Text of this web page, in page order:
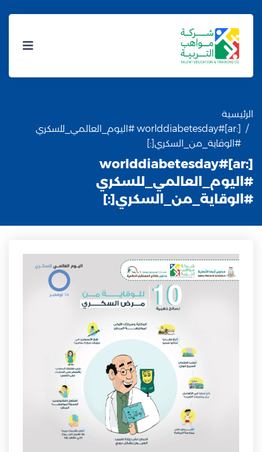
الرئيسية
[:ar]#worlddiabetesday #اليوم_العالمي_للسكري
#الوقاية_من_السكري[:]
[:ar]#worlddiabetesday
#اليوم_العالمي_للسكري
#الوقاية_من_السكري[:]